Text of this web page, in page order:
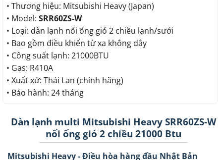
• Thương hiệu: Mitsubishi Heavy (Japan)
• Model: SRR60ZS-W
• Loại: dàn lạnh nối ống gió 2 chiều lạnh/sưởi
• Bao gồm điều khiển từ xa không dây
• Công suất lạnh: 21000BTU
• Gas: R410A
• Xuất xứ: Thái Lan (chính hãng)
• Bảo hành: 24 tháng
Dàn lạnh multi Mitsubishi Heavy SRR60ZS-W
nối ống gió 2 chiều 21000 Btu
Mitsubishi Heavy - Điều hòa hàng đầu Nhật Bản